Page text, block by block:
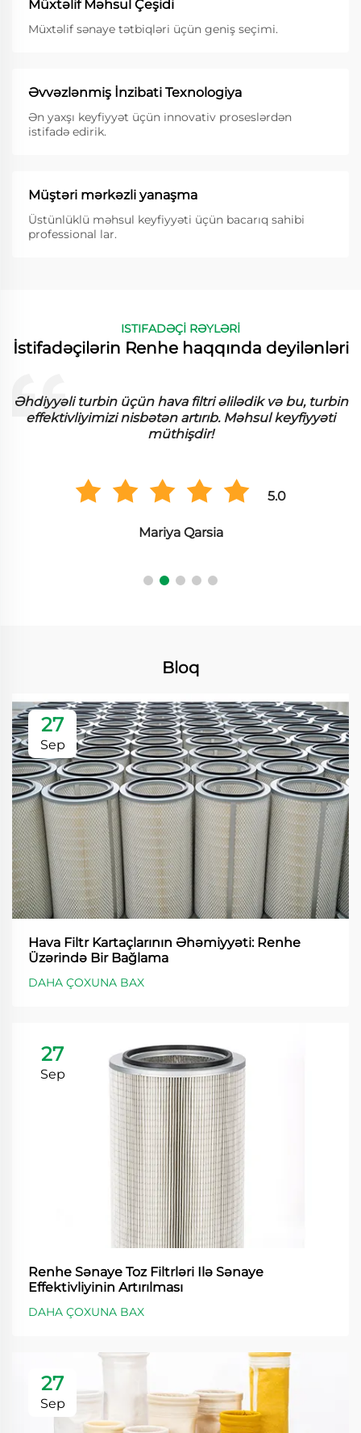
Müxtəlif Məhsul Çeşidi
Müxtəlif sənaye tətbiqləri üçün geniş seçimi.
Əvvəzlənmiş İnzibati Texnologiya
Ən yaxşı keyfiyyət üçün innovativ proseslərdən
istifadə edirik.
Müştəri mərkəzli yanaşma
Üstünlüklü məhsul keyfiyyəti üçün bacarıq sahibi
professional lar.
ISTIFADƏÇİ RƏYLƏRİ
İstifadəçilərin Renhe haqqında deyilənləri
Əhdiyyəli turbin üçün hava filtri əlilədik və bu, turbin
effektivliyimizi nisbətən artırıb. Məhsul keyfiyyəti
müthişdir!
5.0
Mariya Qarsia
Bloq
27
Sep
Hava Filtr Kartaçlarının Əhəmiyyəti: Renhe
Üzərində Bir Bağlama
DAHA ÇOXUNA BAX
27
Sep
Renhe Sənaye Toz Filtrləri Ilə Sənaye
Effektivliyinin Artırılması
DAHA ÇOXUNA BAX
27
Sep